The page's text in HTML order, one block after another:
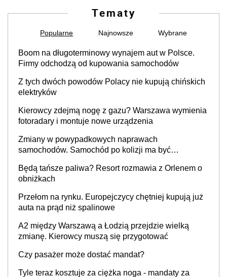
Tematy
Popularne Najnowsze Wybrane
Boom na długoterminowy wynajem aut w Polsce.
Firmy odchodzą od kupowania samochodów
Z tych dwóch powodów Polacy nie kupują chińskich
elektryków
Kierowcy zdejmą nogę z gazu? Warszawa wymienia
fotoradary i montuje nowe urządzenia
Zmiany w powypadkowych naprawach
samochodów. Samochód po kolizji ma być
producenta
Będą tańsze paliwa? Resort rozmawia z Orlenem o
obniżkach
Przełom na rynku. Europejczycy chętniej kupują już
auta na prąd niż spalinowe
A2 między Warszawą a Łodzią przejdzie wielką
zmianę. Kierowcy muszą się przygotować
Czy pasażer może dostać mandat?
Tyle teraz kosztuje za ciężka noga - mandaty za